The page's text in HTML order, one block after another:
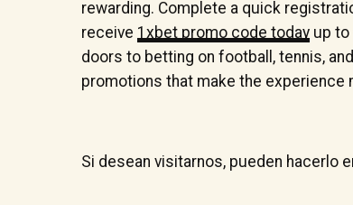
rewarding. Complete a quick
receive 1xbet promo code today up to
doors to betting on football, tennis,
promotions that make the experience
Si desean visitarnos, pueden hacerlo